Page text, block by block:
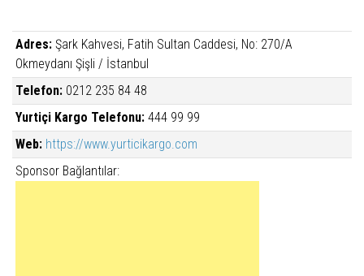
Adres: Şark Kahvesi, Fatih Sultan Caddesi, No: 270/A
Okmeydanı Şişli / İstanbul
Telefon: 0212 235 84 48
Yurtiçi Kargo Telefonu: 444 99 99
Web: https://www.yurticikargo.com
Sponsor Bağlantılar: